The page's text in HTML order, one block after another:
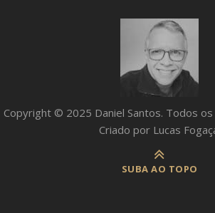
Copyright © 2025 Daniel Santos. Todos
Criado por Lucas
SUBA AO TOPO